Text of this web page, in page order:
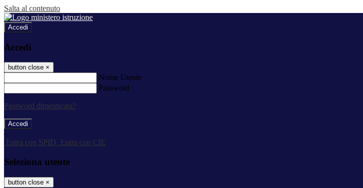
Salta al contenuto
Accedi
Accedi
button close ×
Nome Utente
Password
Password dimenticata?
-
Entra con SPID
Entra con CIE
Seleziona utente
button close ×